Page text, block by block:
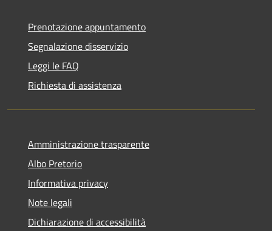
Prenotazione appuntamento
Segnalazione disservizio
Leggi le FAQ
Richiesta di assistenza
Amministrazione trasparente
Albo Pretorio
Informativa privacy
Note legali
Dichiarazione di accessibilità